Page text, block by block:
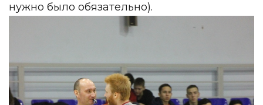
нужно было обязательно).